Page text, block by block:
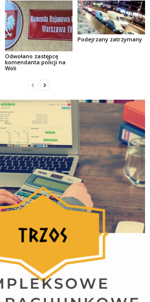
Odwołano zastępcę
komendanta policji na
Woli
Podejrzany zatrzymany